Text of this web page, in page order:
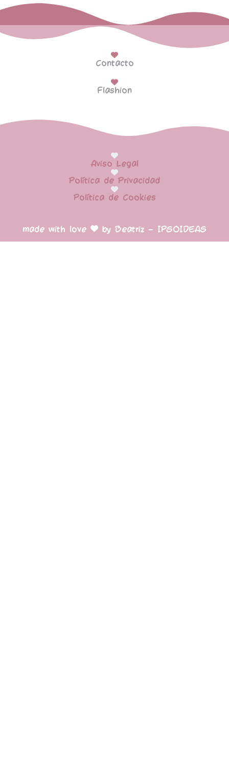
Contacto
Flashion
made with love by Beatriz – IPSOIDEAS
Aviso Legal
Política de Privacidad
Política de Cookies